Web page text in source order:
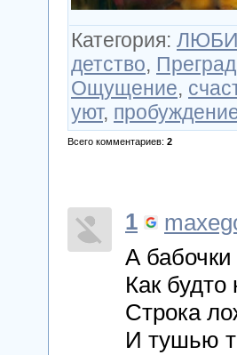
Категория:
детство,
Ощущение,
уют,
Всего комментариев: 2
1
А
Как
Строка
И тушью